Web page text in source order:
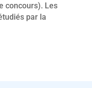
concours). Les
par la